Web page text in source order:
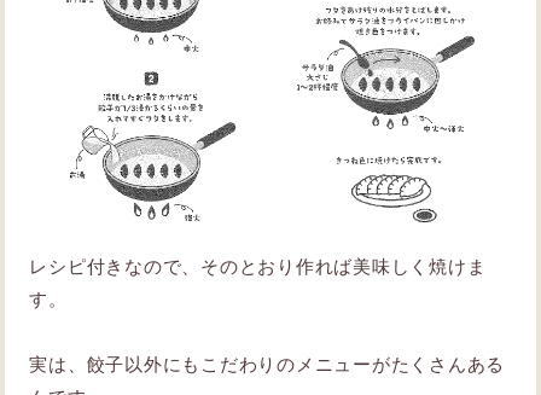
レシピ付きなので、そのとおり作れば美味しく焼けま
す。
実は、餃子以外にもこだわりのメニューがたくさんある